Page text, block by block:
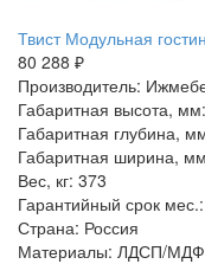
Твист Модульная
80 288 ₽
Производитель:
Габаритная высота,
Габаритная глубина,
Габаритная ширина,
Вес, кг: 373
Гарантийный срок
Страна: Россия
Материалы: ЛДСП/МДФ